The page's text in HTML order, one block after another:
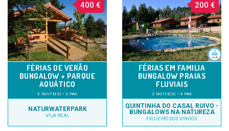
400 €
FÉRIAS DE VERÃO
BUNGALOW + PARQUE
AQUÁTICO
5 NOITE(S) • 2 PAX
NATURWATERPARK
VILA REAL
200 €
FÉRIAS EM FAMILIA
BUNGALOW PRAIAS
FLUVIAIS
2 NOITE(S) • 4 PAX
QUINTINHA DO CASAL RUIVO -
BUNGALOWS NA NATUREZA
FIGUEIRÓ DOS VINHOS